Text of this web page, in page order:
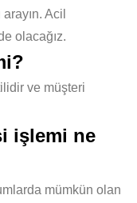
Acil
olacağız.
ve müşteri
işlemi ne
mümkün olan